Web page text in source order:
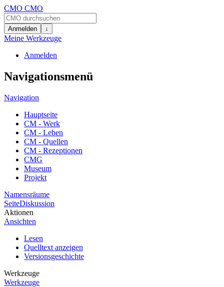
CMO CMO
Anmelden ↓
Meine Werkzeuge
Anmelden
Navigationsmenü
Navigation
Hauptseite
CM - Werk
CM - Leben
CM - Quellen
CM - Rezeptionen
CMG
Museum
Projekt
Namensräume
SeiteDiskussion
Aktionen
Ansichten
Lesen
Quelltext anzeigen
Versionsgeschichte
Werkzeuge
Werkzeuge